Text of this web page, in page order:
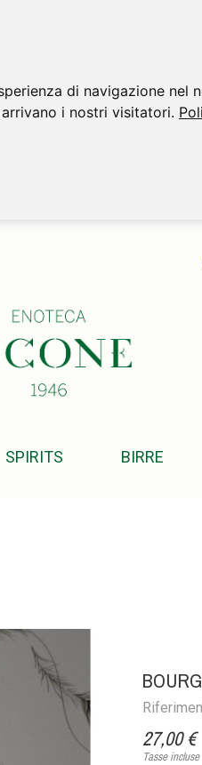
di navigazione
i nostri visitatori.
SPIRITS BIRRE
27,00 €
Tasse incluse